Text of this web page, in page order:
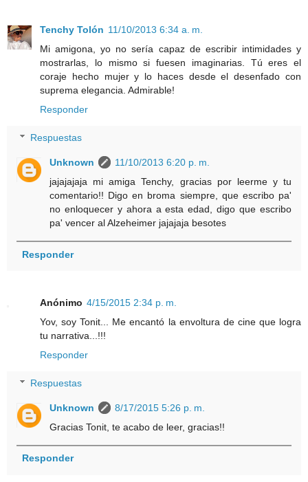
Tenchy Tolón 11/10/2013 6:34 a. m.
Mi amigona, yo no sería capaz de escribir intimidades y
mostrarlas, lo mismo si fuesen imaginarias. Tú eres el
coraje hecho mujer y lo haces desde el desenfado con
suprema elegancia. Admirable!
Responder
Respuestas
Unknown
11/10/2013 6:20 p. m.
jajajajaja mi amiga Tenchy, gracias por leerme y tu
comentario!! Digo en broma siempre, que escribo pa'
no enloquecer y ahora a esta edad, digo que escribo
pa' vencer al Alzeheimer jajajaja besotes
Responder
Anónimo 4/15/2015 2:34 p. m.
Yov, soy Tonit... Me encantó la envoltura de cine que logra
tu narrativa...!!!
Responder
Respuestas
Unknown
8/17/2015 5:26 p. m.
Gracias Tonit, te acabo de leer, gracias!!
Responder